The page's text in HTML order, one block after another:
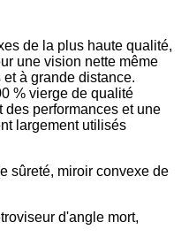
de la plus haute qualité,
une vision nette même
à grande distance.
% vierge de qualité
performances et une
largement utilisés
sûreté, miroir convexe de
d'angle mort,